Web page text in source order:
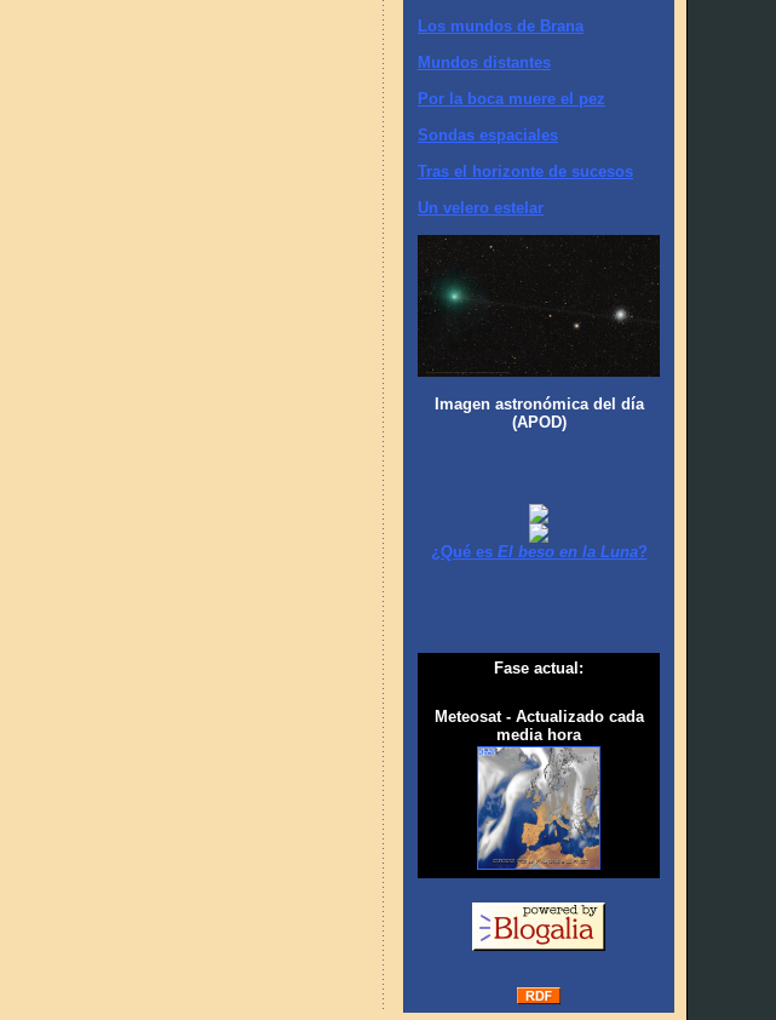
Los mundos de Brana
Mundos distantes
Por la boca muere el pez
Sondas espaciales
Tras el horizonte de sucesos
Un velero estelar
Imagen astronómica del día
(APOD)
¿Qué es El beso en la Luna?
Fase actual:
Meteosat - Actualizado cada
media hora